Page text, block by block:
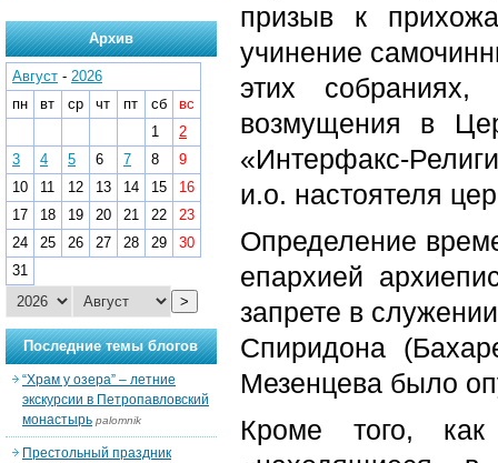
призыв к
учинение
этих
возмущения в
«Интерфакс-
и.о. настоятеля
Определение
епархией
запрете в
Спиридона
Мезенцева было
Кроме того, как
Архив
Август - 2026
пн
вт ср чт пт сб
вс
1
2
3
4 5 6 7 8
9
10
11 12 13 14 15
16
17
18 19 20 21 22
23
24
25 26 27 28 29
30
31
>
Последние темы блогов
“Храм у озера” – летние
экскурсии в Петропавловский
монастырь palomnik
Престольный праздник